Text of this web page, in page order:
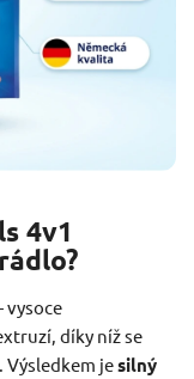
4v1
díky níž se
jesilný